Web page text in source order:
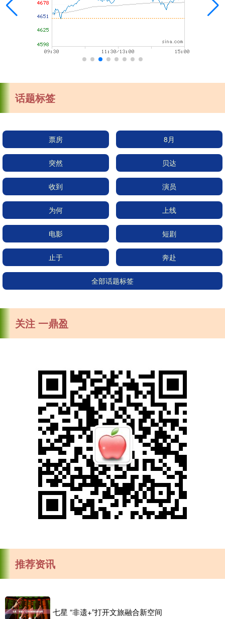
话题标签
票房 8月
突然 贝达
收到 演员
为何 上线
电影 短剧
止于 奔赴
全部话题标签
关注 一鼎盈
推荐资讯
七星 “非遗+”打开文旅融合新空间